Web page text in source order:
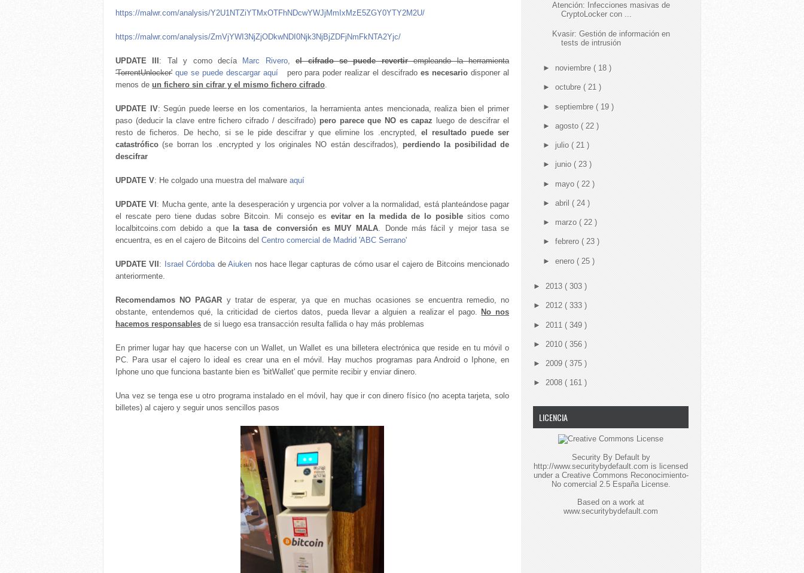
https://malwr.com/analysis/Y2U1NTZiYTMxOTFhNDcwYWJjMmIxMzE5ZGY0YTY2M2U/
https://malwr.com/analysis/ZmVjYWI3NjZjODkwNDI0Njk3NjBjZDFjNmFkNTA2Yjc/
UPDATE III : Tal y como decía Marc Rivero,el cifrado se puede revertirempleando la herramienta
'TorrentUnlocker' que se puede descargar aquípero para poder realizar el descifradoes necesario disponer al
menos de un fichero sin cifrar y el mismo fichero cifrado.
UPDATE IV: Según puede leerse en los comentarios, la herramienta antes mencionada, realiza bien el primer
paso (deducir la clave entre fichero cifrado / descifrado) pero parece que NO es capaz luego de descifrar el
resto de ficheros. De hecho, si se le pide descifrar y que elimine los .encrypted,el resultado puede ser
catastrófico (se borran los .encrypted y los originales NO están descifrados), perdiendo la posibilidad de
descifrar
UPDATE V: He colgado una muestra del malware aquí
UPDATE VI : Mucha gente, ante la desesperación y urgencia por volver a la normalidad, está planteándose pagar
el rescate pero tiene dudas sobre Bitcoin. Mi consejo es evitar en la medida de lo posible sitios como
localbitcoins.com debido a que
la tasa de conversión es MUY MALA. Donde más fácil y mejor tasa se
encuentra, es en el cajero de Bitcoins del Centro comercial de Madrid 'ABC Serrano'
UPDATE VII : Israel CórdobadeAiuken nos hace llegar capturas de cómo usar el cajero de Bitcoins mencionado
anteriormente.
Recomendamos NO PAGAR y tratar de esperar, ya que en muchas ocasiones se encuentra remedio, no
obstante, entendemos qué, la criticidad de ciertos datos, pueda llevar a alguien a realizar el pago. No nos
hacemos responsables de si luego esa transacción resulta fallida o hay más problemas
En primer lugar hay que hacerse con un Wallet, un Wallet es una billetera electrónica que reside en tu móvil o
PC. Para usar el cajero lo ideal es crear una en el móvil. Hay muchos programas para Android o Iphone, en
Iphone uno que funciona bastante bien es 'bitWallet' que permite recibir y enviar dinero.
Una vez se tenga ese u otro programa instalado en el móvil, hay que ir con dinero físico (no acepta tarjeta, solo
billetes) al cajero y seguir unos sencillos pasos
Atención: Infecciones masivas de
CryptoLocker con ...
Kvasir: Gestión de información en
tests de intrusión
► noviembre ( 18 )
► octubre ( 21 )
► septiembre ( 19 )
► agosto ( 22 )
► julio ( 21 )
► junio ( 23 )
► mayo ( 22 )
► abril ( 24 )
► marzo ( 22 )
► febrero ( 23 )
► enero ( 25 )
► 2013 ( 303 )
► 2012 ( 333 )
► 2011 ( 349 )
► 2010 ( 356 )
► 2009 ( 375 )
► 2008 ( 161 )
LICENCIA
Security By Defaultby
http://www.securitybydefault.com is licensed
under a Creative Commons Reconocimiento-
No comercial 2.5 España License.
Based on a work at
www.securitybydefault.com